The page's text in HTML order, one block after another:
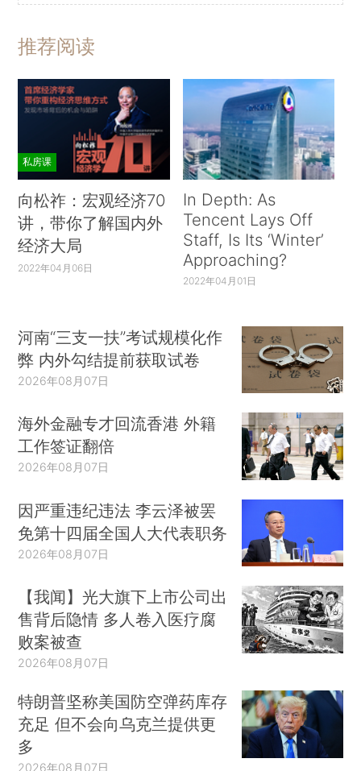
推荐阅读
私房课
向松祚：宏观经济70
讲，带你了解国内外
经济大局
2022年04月06日
In Depth: As
Tencent Lays Off
Staff, Is Its ‘Winter’
Approaching?
2022年04月01日
河南“三支一扶”考试规模化作
弊 内外勾结提前获取试卷
2026年08月07日
海外金融专才回流香港 外籍
工作签证翻倍
2026年08月07日
因严重违纪违法 李云泽被罢
免第十四届全国人大代表职务
2026年08月07日
【我闻】光大旗下上市公司出
售背后隐情 多人卷入医疗腐
败案被查
2026年08月07日
特朗普坚称美国防空弹药库存
充足 但不会向乌克兰提供更
多
2026年08月07日